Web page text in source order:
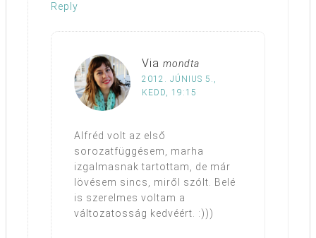
Reply
Via mondta
2012. JÚNIUS 5.,
KEDD, 19:15
Alfréd volt az első
sorozatfüggésem, marha
izgalmasnak tartottam, de már
lövésem sincs, miről szólt. Belé
is szerelmes voltam a
változatosság kedvéért. :)))